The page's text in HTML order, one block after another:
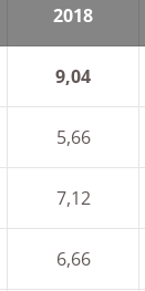
2018
9,04
5,66
7,12
6,66